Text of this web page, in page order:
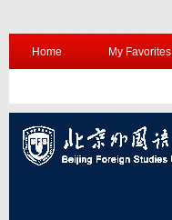
Home My Favorites